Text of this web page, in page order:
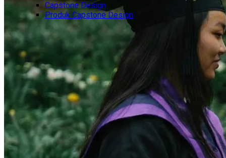
Capstone Design
Produk Capstone Design